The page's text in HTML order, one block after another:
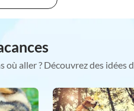
où aller ? Découvrez des idées